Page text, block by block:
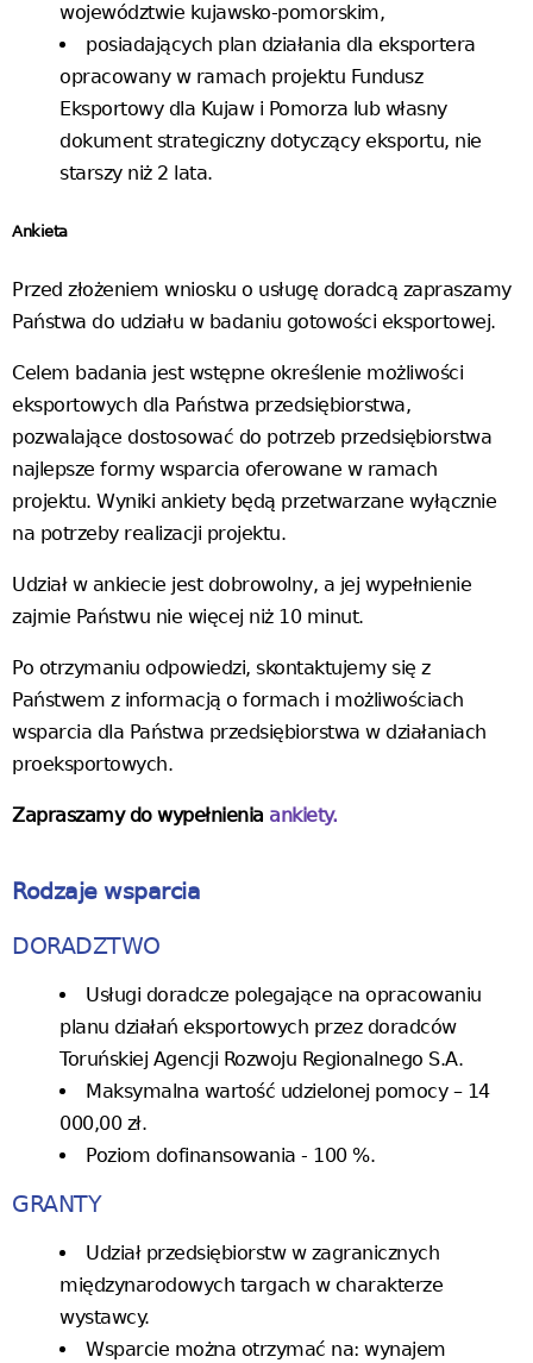
województwie kujawsko-pomorskim,
posiadających plan działania dla eksportera
opracowany w ramach projektu Fundusz
Eksportowy dla Kujaw i Pomorza lub własny
dokument strategiczny dotyczący eksportu, nie
starszy niż 2 lata.
Ankieta
Przed złożeniem wniosku o usługę doradcą zapraszamy
Państwa do udziału w badaniu gotowości eksportowej.
Celem badania jest wstępne określenie możliwości
eksportowych dla Państwa przedsiębiorstwa,
pozwalające dostosować do potrzeb przedsiębiorstwa
najlepsze formy wsparcia oferowane w ramach
projektu. Wyniki ankiety będą przetwarzane wyłącznie
na potrzeby realizacji projektu.
Udział w ankiecie jest dobrowolny, a jej wypełnienie
zajmie Państwu nie więcej niż 10 minut.
Po otrzymaniu odpowiedzi, skontaktujemy się z
Państwem z informacją o formach i możliwościach
wsparcia dla Państwa przedsiębiorstwa w działaniach
proeksportowych.
Zapraszamy do wypełnienia ankiety.
Rodzaje wsparcia
DORADZTWO
Usługi doradcze polegające na opracowaniu
planu działań eksportowych przez doradców
Toruńskiej Agencji Rozwoju Regionalnego S.A.
Maksymalna wartość udzielonej pomocy – 14
000,00 zł.
Poziom dofinansowania - 100 %.
GRANTY
Udział przedsiębiorstw w zagranicznych
międzynarodowych targach w charakterze
wystawcy.
Wsparcie można otrzymać na: wynajem